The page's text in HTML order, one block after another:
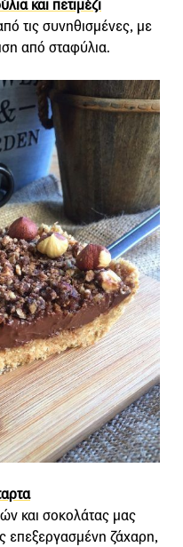
και πετιμέζι
τις συνηθισμένες, με
από σταφύλια.
και σοκολάτας μας
επεξεργασμένη ζάχαρη,